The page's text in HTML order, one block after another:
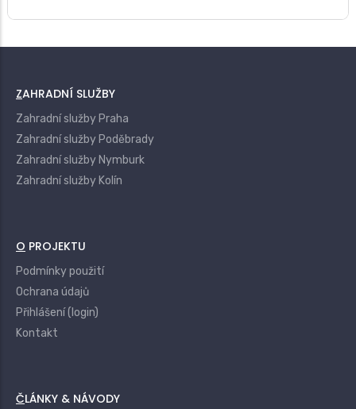
ZAHRADNÍ SLUŽBY
Zahradní služby Praha
Zahradní služby Poděbrady
Zahradní služby Nymburk
Zahradní služby Kolín
O PROJEKTU
Podmínky použití
Ochrana údajů
Přihlášení (login)
Kontakt
ČLÁNKY & NÁVODY